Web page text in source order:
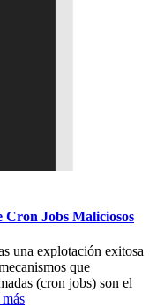
Cron Jobs Maliciosos
una explotación exitosa
que
(cron jobs) son el